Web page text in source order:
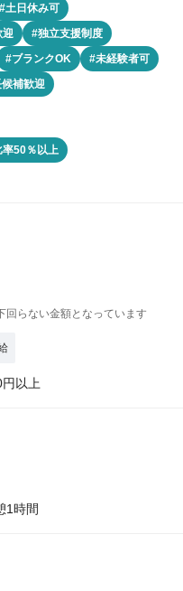
#土日休み可
#独立支援制度
#ブランクOK
#未経験者可
補歓迎
50％以上
らない金額となっています
以上
1時間